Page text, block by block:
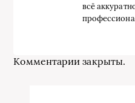
всё
Комментарии закрыты.